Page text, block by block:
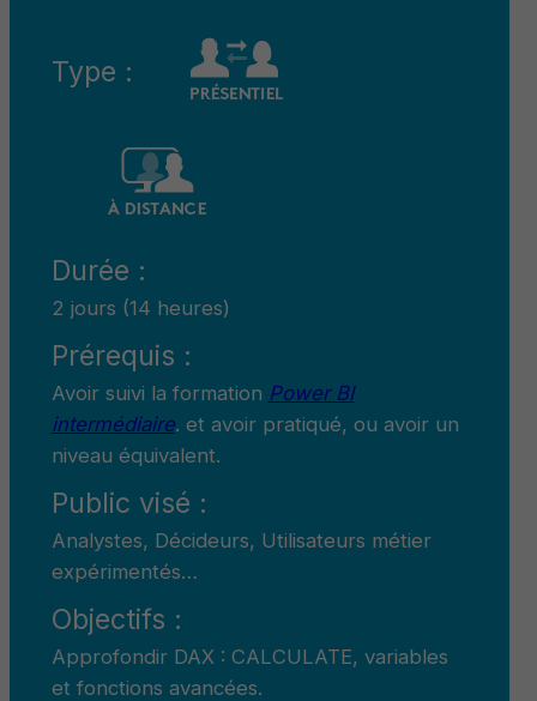
Type :
Durée :
2 jours (14 heures)
Prérequis :
Avoir suivi la formation Power BI
intermédiaire. et avoir pratiqué, ou avoir un
niveau équivalent.
Public visé :
Analystes, Décideurs, Utilisateurs métier
expérimentés…
Objectifs :
Approfondir DAX : CALCULATE, variables
et fonctions avancées.